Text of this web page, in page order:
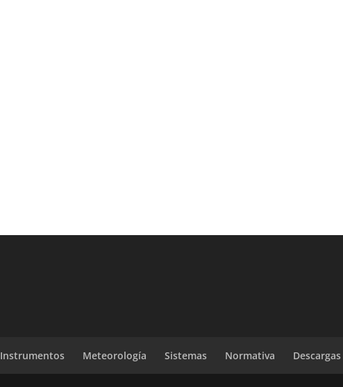
Instrumentos Meteorología Sistemas Normativa Descargas